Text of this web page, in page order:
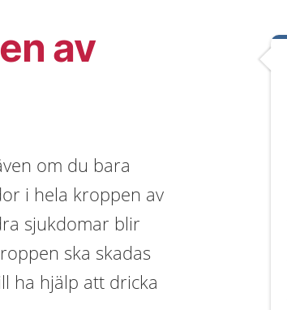
av
om du bara
i hela kroppen av
sjukdomar blir
ska skadas
ha hjälp att dricka